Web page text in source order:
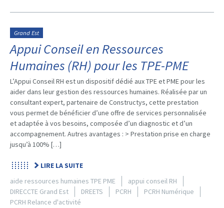
Grand Est
Appui Conseil en Ressources
Humaines (RH) pour les TPE-PME
L’Appui Conseil RH est un dispositif dédié aux TPE et PME pour les
aider dans leur gestion des ressources humaines. Réalisée par un
consultant expert, partenaire de Constructys, cette prestation
vous permet de bénéficier d’une offre de services personnalisée
et adaptée à vos besoins, composée d’un diagnostic et d’un
accompagnement. Autres avantages : > Prestation prise en charge
jusqu’à 100% […]
LIRE LA SUITE
aide ressources humaines TPE PME
appui conseil RH
DIRECCTE Grand Est
DREETS PCRH
PCRH Numérique
PCRH Relance d'activité